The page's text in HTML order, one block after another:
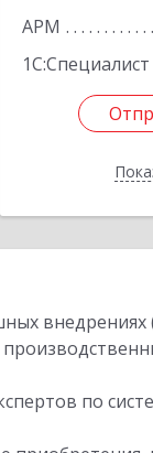
АРМ
1С:Специалист
по